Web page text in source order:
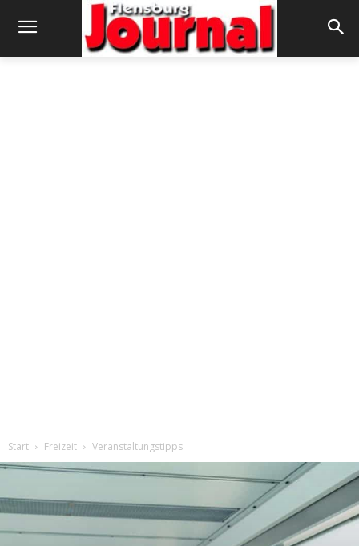
Start Freizeit Veranstaltungstipps